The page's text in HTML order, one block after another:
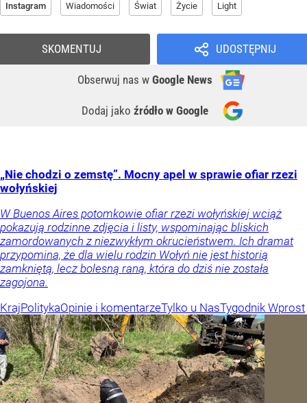
Instagram Wiadomości Świat Życie Light
UDOSTĘPNIJ
Obserwuj nas w Google News
Dodaj jako źródło w Google
SKOMENTUJ
„Nie chodzi o zemstę”. Mocny apel w sprawie ofiar rzezi
wołyńskiej
W Buenos Aires potomkowie ofiar rzezi wołyńskiej wciąż
pokazują rodzinne zdjęcia i listy, wspominając bliskich
zamordowanych z niezwykłym okrucieństwem. Ich dramat
przypomina, że dla wielu rodzin Wołyń nie jest historią
zamkniętą, lecz bolesną raną, która do dziś nie została
zagojona.
KrajPolitykaOpinie i komentarzeTylko u NasTygodnik Wprost